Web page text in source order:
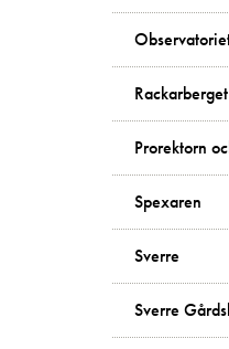
Rackarberget
Prorektorn
Spexaren
Sverre
Sverre